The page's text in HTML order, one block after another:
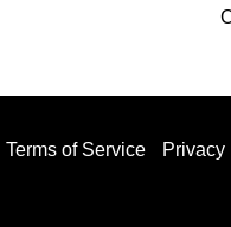
Terms of Service
Privacy